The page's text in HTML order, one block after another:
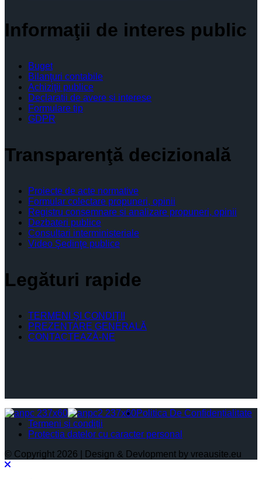
Informaţii de interes public
Buget
Bilanţuri contabile
Achiziţii publice
Declaratii de avere si interese
Formulare tip
GDPR
Transparenţă decizională
Proiecte de acte normative
Formular colectare propuneri, opinii
Registru consemnare si analizare propuneri, opinii
Dezbateri publice
Consultari interministeriale
Video Şedinţe publice
Legături rapide
TERMENI ŞI CONDIŢII
PREZENTARE GENERALĂ
CONTACTEAZĂ-NE
Politica De Confidențialitate
Termeni și condiții
Protectia datelor cu caracter personal
© Copyright 2026 | Design & Devlopment by vreausite.eu